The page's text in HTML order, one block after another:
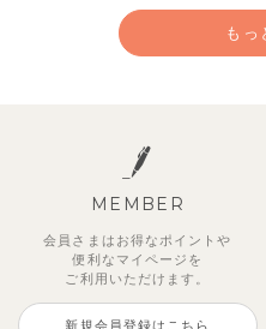
もっ
MEMBER
会員さまはお得なポイントや
便利な マイページを
ご利用いただけます。
新規会員登録はこちら